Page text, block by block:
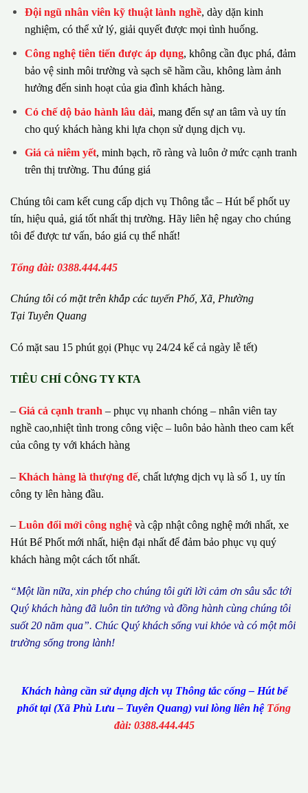
Đội ngũ nhân viên kỹ thuật lành nghề, dày dặn kinh
nghiệm, có thể xử lý, giải quyết được mọi tình huống.
Công nghệ tiên tiến được áp dụng, không cần đục phá, đảm
bảo vệ sinh môi trường và sạch sẽ hầm cầu, không làm ảnh
hưởng đến sinh hoạt của gia đình khách hàng.
Có chế dộ bảo hành lâu dài, mang đến sự an tâm và uy tín
cho quý khách hàng khi lựa chọn sử dụng dịch vụ.
Giá cả niêm yết, minh bạch, rõ ràng và luôn ở mức cạnh tranh
trên thị trường. Thu đúng giá
Chúng tôi cam kết cung cấp dịch vụ Thông tắc – Hút bể phốt uy
tín, hiệu quả, giá tốt nhất thị trường. Hãy liên hệ ngay cho chúng
tôi để được tư vấn, báo giá cụ thể nhất!
Tổng đài: 0388.444.445
Chúng tôi có mặt trên khắp các tuyến Phố, Xã, Phường
Tại Tuyên Quang
Có mặt sau 15 phút gọi (Phục vụ 24/24 kể cả ngày lễ tết)
TIÊU CHÍ CÔNG TY KTA
– Giá cả cạnh tranh – phục vụ nhanh chóng – nhân viên tay
nghề cao,nhiệt tình trong công việc – luôn bảo hành theo cam kết
của công ty với khách hàng
– Khách hàng là thượng đế, chất lượng dịch vụ là số 1, uy tín
công ty lên hàng đầu.
– Luôn đổi mới công nghệ và cập nhật công nghệ mới nhất, xe
Hút Bể Phốt mới nhất, hiện đại nhất để đảm bảo phục vụ quý
khách hàng một cách tốt nhất.
“Một lần nữa, xin phép cho chúng tôi gửi lời cảm ơn sâu sắc tới
Quý khách hàng đã luôn tin tưởng và đồng hành cùng chúng tôi
suốt 20 năm qua”. Chúc Quý khách sống vui khỏe và có một môi
trường sống trong lành!
Khách hàng cần sử dụng dịch vụ Thông tắc cống – Hút bể
phốt tại (Xã Phù Lưu – Tuyên Quang) vui lòng liên hệ Tổng
đài: 0388.444.445